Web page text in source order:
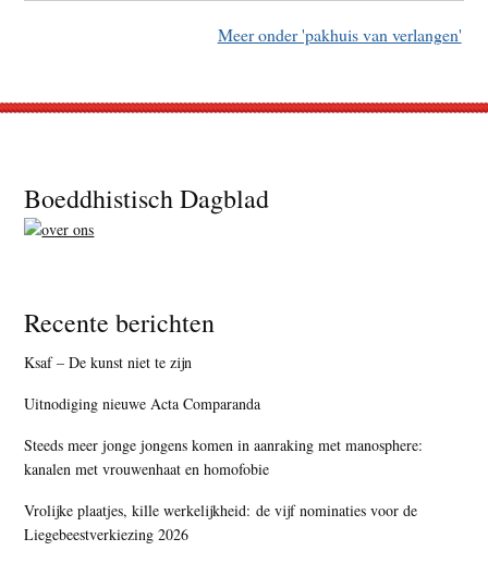
Meer onder 'pakhuis van verlangen'
Footer
Boeddhistisch Dagblad
Recente berichten
Ksaf – De kunst niet te zijn
Uitnodiging nieuwe Acta Comparanda
Steeds meer jonge jongens komen in aanraking met manosphere:
kanalen met vrouwenhaat en homofobie
Vrolijke plaatjes, kille werkelijkheid: de vijf nominaties voor de
Liegebeestverkiezing 2026